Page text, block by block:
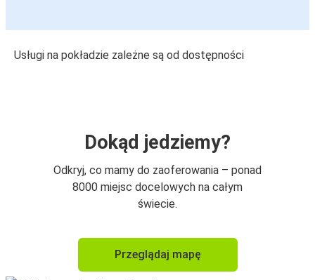
Usługi na pokładzie zależne są od dostępności
Dokąd jedziemy?
Odkryj, co mamy do zaoferowania – ponad
8000 miejsc docelowych na całym
świecie.
Przeglądaj mapę